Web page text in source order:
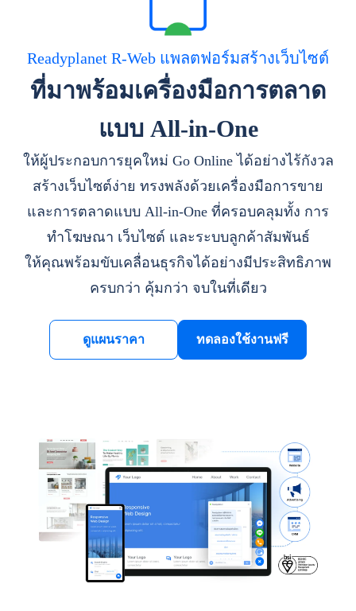
Readyplanet R-Web แพลตฟอร์มสร้างเว็บไซต์
ที่มาพร้อมเครื่องมือการตลาด
แบบ All-in-One
ให้ผู้ประกอบการยุคใหม่ Go Online ได้อย่างไร้กังวล
สร้างเว็บไซต์ง่าย ทรงพลังด้วยเครื่องมือการขาย
และการตลาดแบบ All-in-One ที่ครอบคลุมทั้ง การ
ทำโฆษณา เว็บไซต์ และระบบลูกค้าสัมพันธ์
ให้คุณพร้อมขับเคลื่อนธุรกิจได้อย่างมีประสิทธิภาพ
ครบกว่า คุ้มกว่า จบในที่เดียว
ดูแผนราคา ทดลองใช้งานฟรี